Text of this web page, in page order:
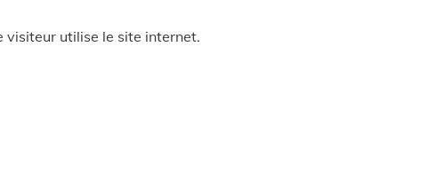
visiteur utilise le site internet.